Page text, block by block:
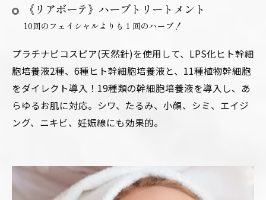
《リアボーテ》ハーブトリートメント
10回のフェイシャルよりも１回のハーブ！
プラチナピコスピア(天然針)を使用して、LPS化ヒト幹細
胞培養液2種、6種ヒト幹細胞培養液と、11種植物幹細胞
をダイレクト導入！19種類の幹細胞培養液を導入し、あ
らゆるお肌に対応。シワ、たるみ、小顔、シミ、エイジ
ング、ニキビ、妊娠線にも効果的。